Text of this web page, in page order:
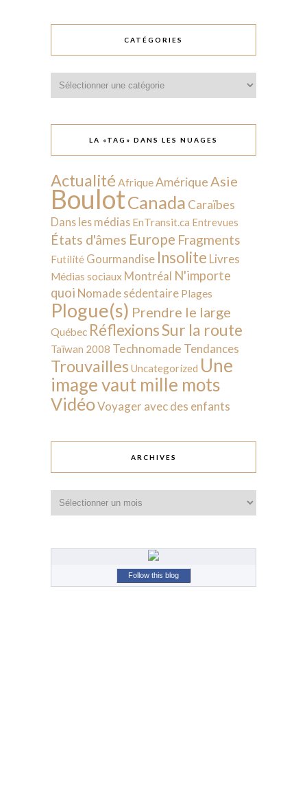
CATÉGORIES
LA «TAG» DANS LES NUAGES
Actualité AfriqueAmérique Asie
BoulotCanada Caraïbes
Dans les médias EnTransit.ca Entrevues
États d'âmes Europe Fragments
Futilité Gourmandise Insolite Livres
Médias sociaux Montréal N'importe
quoi Nomade sédentaire Plages
Plogue(s) Prendre le large
Québec RéflexionsSur la route
Taïwan 2008 Technomade Tendances
Trouvailles Uncategorized Une
image vaut mille mots
VidéoVoyager avec des enfants
ARCHIVES
Follow this blog